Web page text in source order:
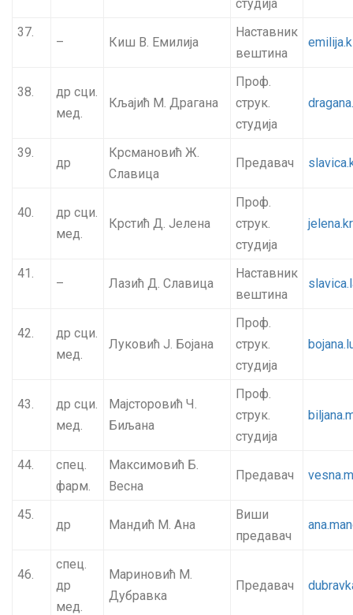
студија
37.
– Киш В. Емилија
Наставник
вештина
38.
др сци.
мед.
Кљајић М. Драгана
Проф.
струк.
студија
39.
др
Крсмановић Ж.
Славица
Предавач
40.
др сци.
мед.
Крстић Д. Јелена
Проф.
струк.
студија
41.
– Лазић Д. Славица
Наставник
вештина
42.
др сци.
мед.
Луковић Ј. Бојана
Проф.
струк.
студија
43.
др сци.
мед.
Мајсторовић Ч.
Биљана
Проф.
струк.
студија
44.
спец.
фарм.
Максимовић Б.
Весна
Предавач
45.
др Мандић М. Ана
Виши
предавач
46.
спец.
др
мед.
Мариновић М.
Дубравка
Предавач